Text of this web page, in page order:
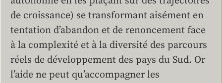
de croissance) se transformant aisément en
tentation d’abandon et de renoncement face
à la complexité et à la diversité des parcours
réels de développement des pays du Sud. Or
l’aide ne peut qu’accompagner les